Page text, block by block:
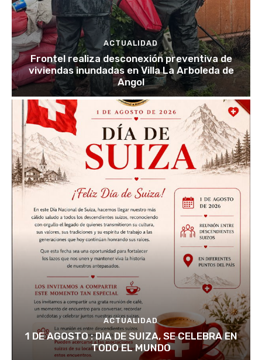
ACTUALIDAD
Frontel realiza desconexión preventiva de
viviendas inundadas en Villa La Arboleda de
Angol
ACTUALIDAD
1 DE AGOSTO : DIA DE SUIZA, SE CELEBRA EN
TODO EL MUNDO